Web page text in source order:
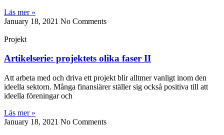
Läs mer »
January 18, 2021 No Comments
Projekt
Artikelserie: projektets olika faser II
Att arbeta med och driva ett projekt blir alltmer vanligt inom den
ideella sektorn. Många finansiärer ställer sig också positiva till att
ideella föreningar och
Läs mer »
January 18, 2021 No Comments